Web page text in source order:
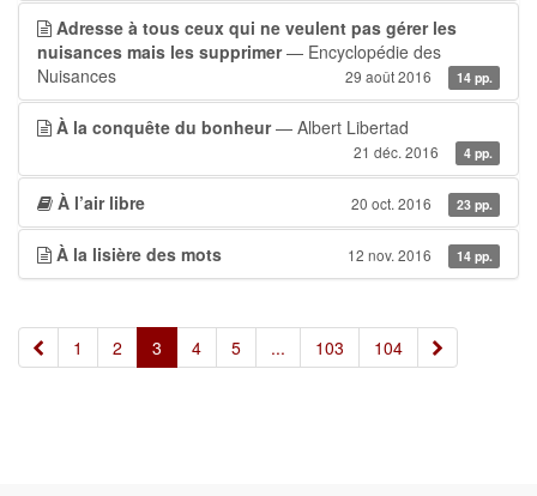
Adresse à tous ceux qui ne veulent pas gérer les
nuisances mais les supprimer— Encyclopédie des
Nuisances
29 août 2016 14 pp.
À la conquête du bonheur— Albert Libertad
21 déc. 2016 4 pp.
À l’air libre 20 oct. 2016 23 pp.
À la lisière des mots 12 nov. 2016 14 pp.
« 1 2 3 4 5 ... 103 104 »